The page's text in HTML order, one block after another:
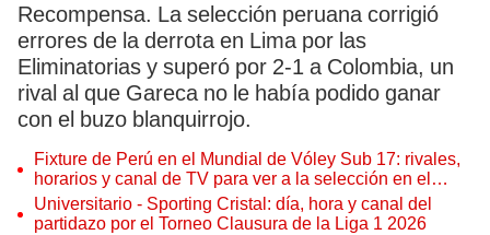
Recompensa. La selección peruana corrigió
errores de la derrota en Lima por las
Eliminatorias y superó por 2-1 a Colombia, un
rival al que Gareca no le había podido ganar
con el buzo blanquirrojo.
Fixture de Perú en el Mundial de Vóley Sub 17: rivales,
horarios y canal de TV para ver a la selección en el
torneo
Universitario - Sporting Cristal: día, hora y canal del
partidazo por el Torneo Clausura de la Liga 1 2026